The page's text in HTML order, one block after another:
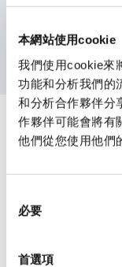
本網站使用cookie
我們使用cookie來
功能和分析我們的
和分析合作夥伴分
作夥伴可能會將有
他們從您使用他們
必要
首選項
附鎖選擇開關採
防護結構為IP65
規格
環境規範
機械規格